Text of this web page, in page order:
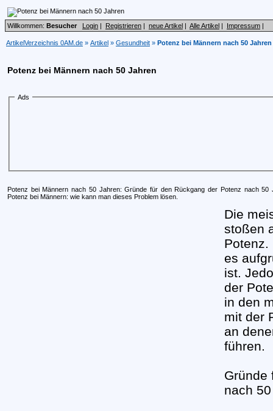
Willkommen: Besucher Login | Registrieren | neue Artikel | Alle Artikel | Impressum |
ArtikelVerzeichnis 0AM.de » Artikel » Gesundheit » Potenz bei Männern nach 50 Jahren
Potenz bei Männern nach 50 Jahren
Ads
Potenz bei Männern nach 50 Jahren: Gründe für den Rückgang der Potenz nach 50
Potenz bei Männern: wie kann man dieses Problem lösen.
Die
stoßen
Potenz.
es
ist.
der
in den
mit der
an
führen.
Gründe
nach